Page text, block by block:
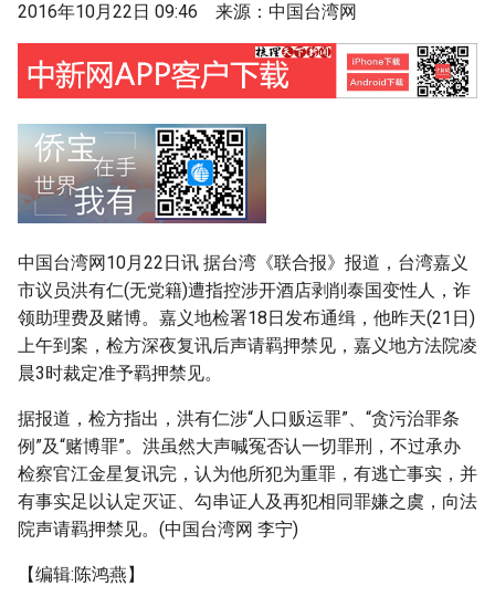
l
i
n
g
e
a
r
c
h
2016年10月22日 09:46 来源：中国台湾网
中国台湾网10月22日讯 据台湾《联合报》报道，台湾嘉义
市议员洪有仁(无党籍)遭指控涉开酒店剥削泰国变性人，诈
领助理费及赌博。嘉义地检署18日发布通缉，他昨天(21日)
上午到案，检方深夜复讯后声请羁押禁见，嘉义地方法院凌
晨3时裁定准予羁押禁见。
据报道，检方指出，洪有仁涉“人口贩运罪”、“贪污治罪条
例”及“赌博罪”。洪虽然大声喊冤否认一切罪刑，不过承办
检察官江金星复讯完，认为他所犯为重罪，有逃亡事实，并
有事实足以认定灭证、勾串证人及再犯相同罪嫌之虞，向法
院声请羁押禁见。(中国台湾网 李宁)
【编辑:陈鸿燕】